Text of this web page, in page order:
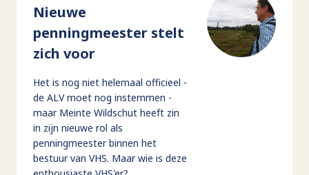
Nieuwe
penningmeester stelt
zich voor
Het is nog niet helemaal officieel -
de ALV moet nog instemmen -
maar Meinte Wildschut heeft zin
in zijn nieuwe rol als
penningmeester binnen het
bestuur van VHS. Maar wie is deze